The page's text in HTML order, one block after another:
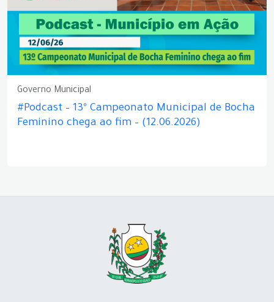
Governo Municipal
#Podcast – 13º Campeonato Municipal de Bocha
Feminino chega ao fim – (12.06.2026)